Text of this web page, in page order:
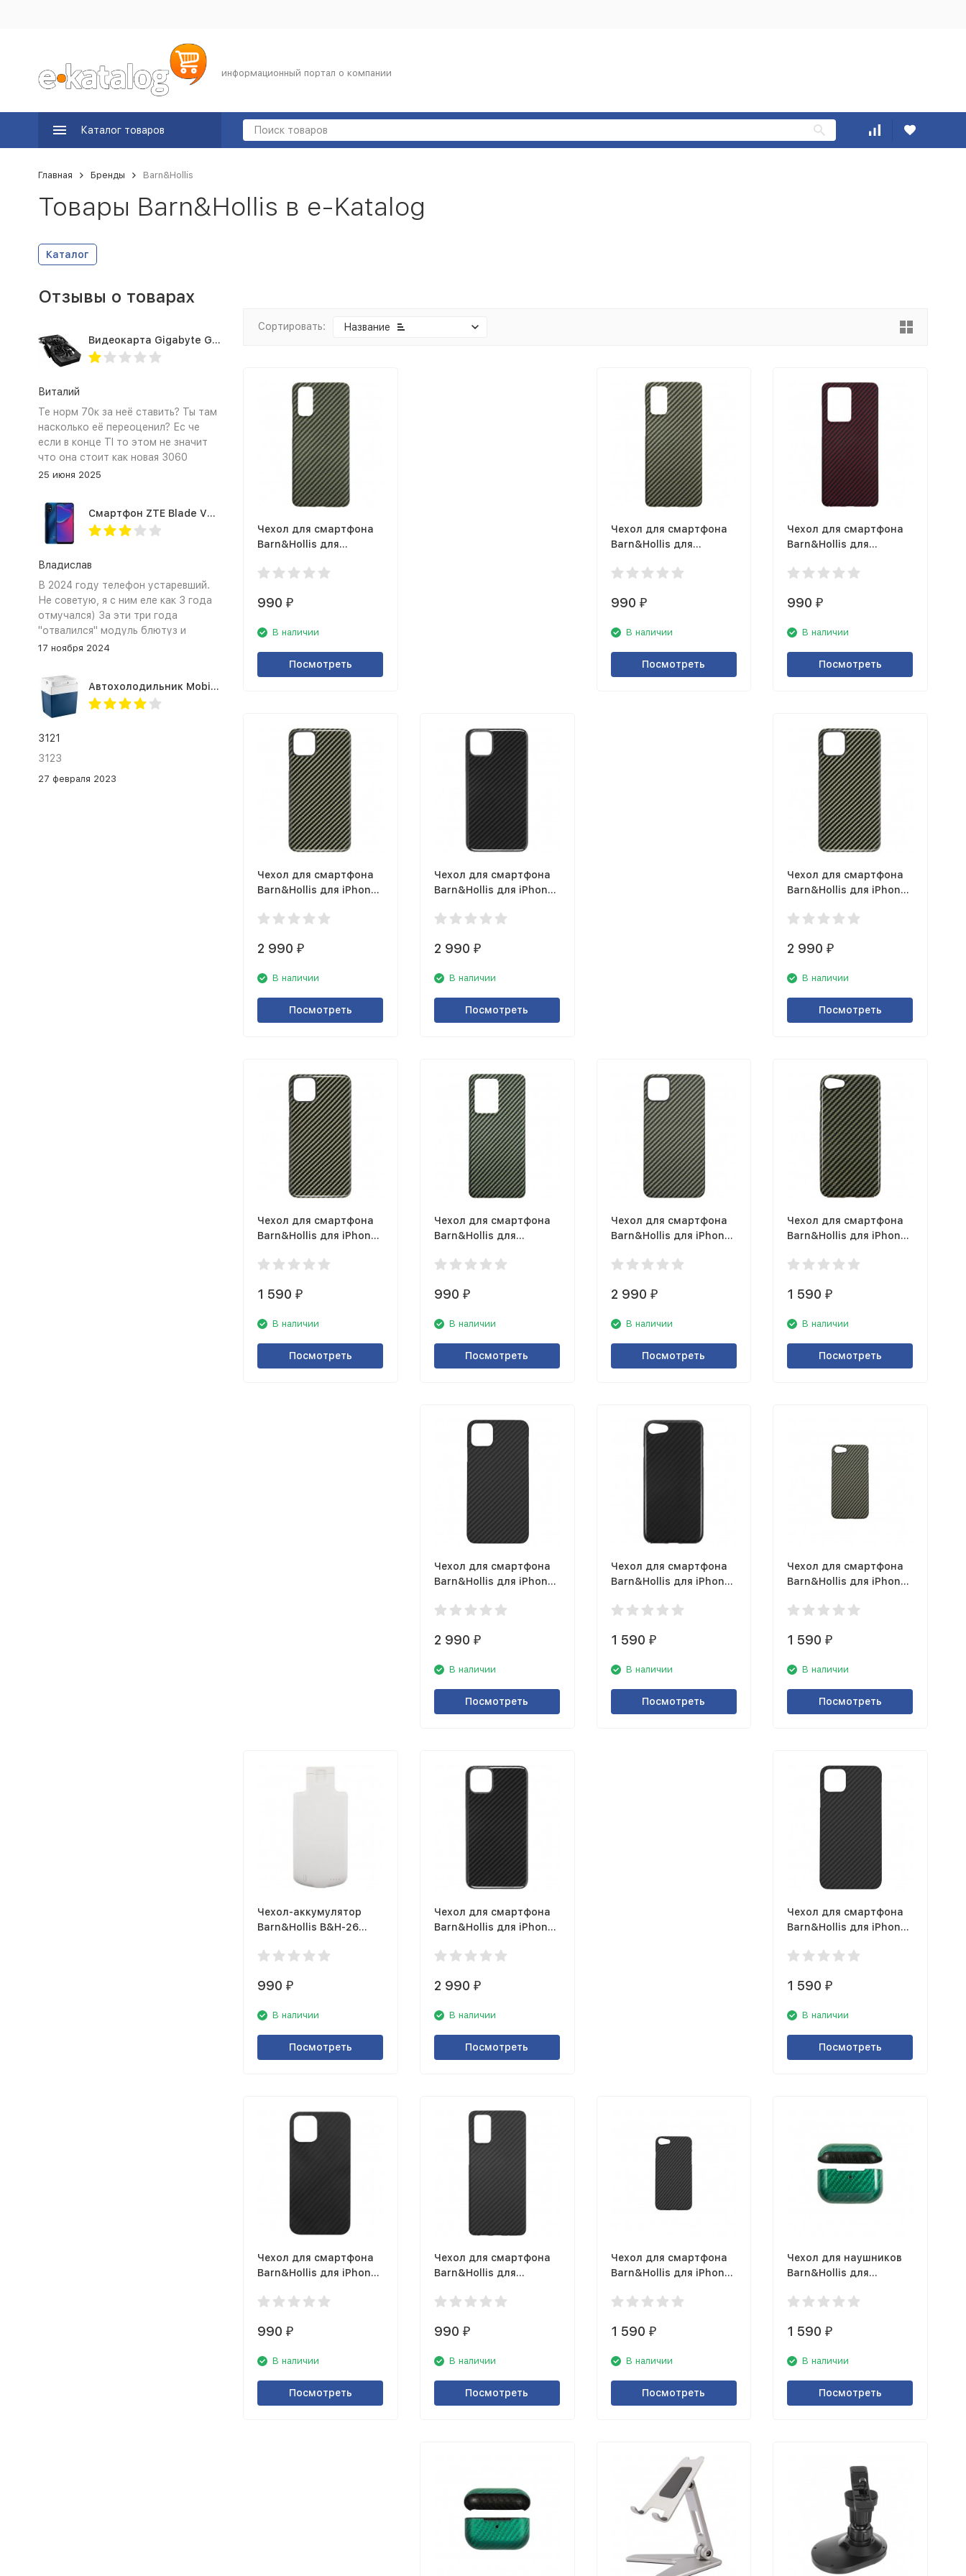
информационный портал о компании
Каталог товаров
Главная Бренды Barn&Hollis
Товары Barn&Hollis в e-Katalog
Каталог
Сортировать: Название
Чехол для смартфона
Barn&Hollis для
матовый, зеленый
990 ₽
В наличии
Посмотреть
Чехол для смартфона
Barn&Hollis для
матовый, зеленый
990 ₽
В наличии
Посмотреть
Чехол для смартфона
Barn&Hollis для
Ultra матовый, красный
990₽
В наличии
Посмотреть
Чехол для смартфона
Barn&Hollis для iPhone
зеленый
2 990 ₽
В наличии
Посмотреть
Чехол для смартфона
Barn&Hollis для iPhone
серый
2 990 ₽
В наличии
Посмотреть
Чехол для смартфона
Barn&Hollis для iPhone
зеленый
2 990₽
В наличии
Посмотреть
Чехол для смартфона
Barn&Hollis для iPhone
1 590 ₽
В наличии
Посмотреть
Чехол для смартфона
Barn&Hollis для
Ultra матовый, зеленый
990 ₽
В наличии
Посмотреть
Чехол для смартфона
Barn&Hollis для iPhone
зеленый
2 990 ₽
В наличии
Посмотреть
Чехол для смартфона
Barn&Hollis для iPhone
1 590₽
В наличии
Посмотреть
Чехол для смартфона
Barn&Hollis для iPhone
2 990 ₽
В наличии
Посмотреть
Чехол для смартфона
Barn&Hollis для iPhone
1 590 ₽
В наличии
Посмотреть
Чехол для смартфона
Barn&Hollis для iPhone
1 590₽
В наличии
Посмотреть
Чехол-аккумулятор
Barn&Hollis B&H-26
990 ₽
В наличии
Посмотреть
Чехол для смартфона
Barn&Hollis для iPhone
2 990 ₽
В наличии
Посмотреть
Чехол для смартфона
Barn&Hollis для iPhone
серый
1 590₽
В наличии
Посмотреть
Чехол для смартфона
Barn&Hollis для iPhone
990 ₽
В наличии
Посмотреть
Чехол для смартфона
Barn&Hollis для
матовый, серый
990 ₽
В наличии
Посмотреть
Чехол для смартфона
Barn&Hollis для iPhone
1 590 ₽
В наличии
Посмотреть
Чехол для наушников
Barn&Hollis для
AirPods Pro карбон
1 590₽
В наличии
Посмотреть
Отзывы о товарах
Видеокарта Gigabyte GTX1660TI 6GB (GV-N166TOC-6GD 1.0A)
Виталий
Те норм 70к за неё ставить? Ты там
насколько её переоценил? Ес че
если в конце TI то этом не значит
что она стоит как новая 3060
25 июня 2025
Смартфон ZTE Blade V2020 Smart 64 Гб синий
Владислав
В 2024 году телефон устаревший.
Не советую, я с ним еле как 3 года
отмучался) За эти три года
"отвалился" модуль блютуз и
сканер отпечатка пальца
17 ноября 2024
Автохолодильник Mobicool MV26 AC/DC
3121
3123
27 февраля 2023